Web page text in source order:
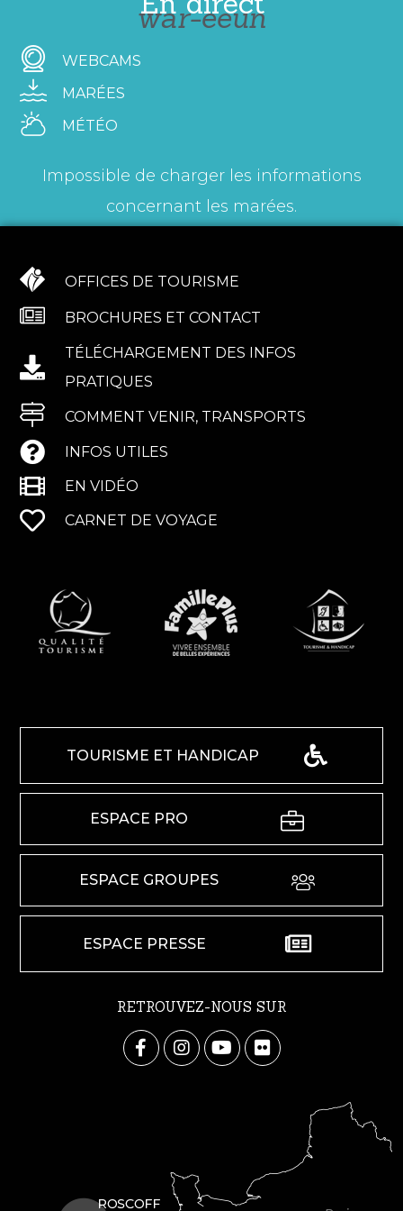
war-eeun
WEBCAMS
MARÉES
MÉTÉO
Impossible de charger les informations
concernant les marées.
OFFICES DE TOURISME
BROCHURES ET CONTACT
TÉLÉCHARGEMENT DES INFOS
PRATIQUES
COMMENT VENIR, TRANSPORTS
INFOS UTILES
EN VIDÉO
CARNET DE VOYAGE
TOURISME ET HANDICAP
ESPACE PRO
ESPACE GROUPES
ESPACE PRESSE
RETROUVEZ-NOUS SUR